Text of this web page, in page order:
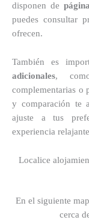
disponen de
puedes consultar
ofrecen.
También es
adicionales,
complementarias o
y comparación te
ajuste a tus
experiencia
Localice
En el siguiente
cerca